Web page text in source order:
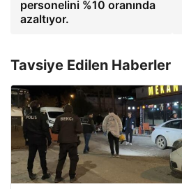
personelini %10 oranında
azaltıyor.
Tavsiye Edilen Haberler